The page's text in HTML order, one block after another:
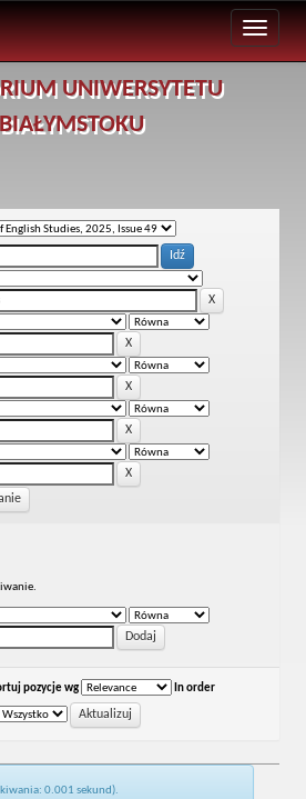
UNIWERSYTETU
pozycje wg In order
0.001 sekund).